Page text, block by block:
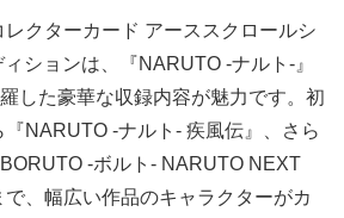
クターカード アーススクロールシ
ションは、『NARUTO -ナルト-』
した豪華な収録内容が魅力です。初
NARUTO -ナルト- 疾風伝』、さら
-ボルト- NARUTO NEXT
、幅広い作品のキャラクターがカ